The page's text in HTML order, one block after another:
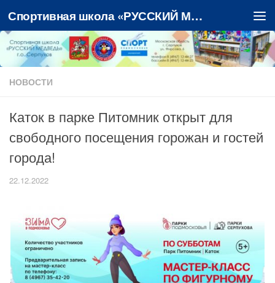
Перейти к содержимому Спортивная школа «РУССКИЙ МЕДВЕДЬ»
НОВОСТИ
Каток в парке Питомник открыт для
свободного посещения горожан и гостей
города!
22.12.2022